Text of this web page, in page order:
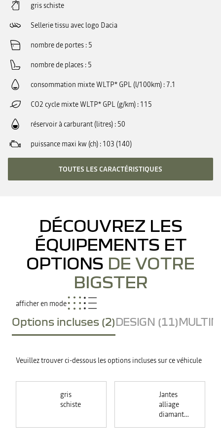
gris schiste
Sellerie tissu avec logo Dacia
nombre de portes 5
nombre de places 5
consommation mixte WLTP* GPL (l/100km) 7.1
CO2 cycle mixte WLTP* GPL (g/km) 115
réservoir à carburant (litres) 50
puissance maxi kw (ch) 103 (140)
TOUTES LES CARACTÉRISTIQUES
DÉCOUVREZ LES
ÉQUIPEMENTS ET
OPTIONS DE VOTRE
BIGSTER
afficher en mode
Options incluses (2)DESIGN (11)
Veuillez trouver ci-dessous les options incluses sur ce véhicule
gris
schiste
Jantes
alliage
diamantées